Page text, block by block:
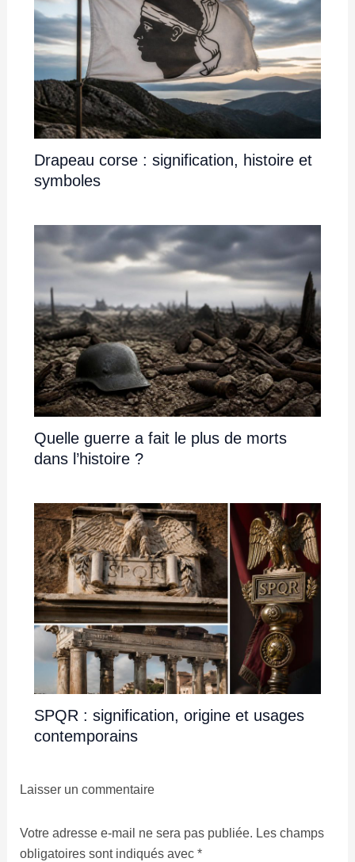
Drapeau corse : signification, histoire et
symboles
Quelle guerre a fait le plus de morts
dans l’histoire ?
SPQR : signification, origine et usages
contemporains
Laisser un commentaire
Votre adresse e-mail ne sera pas publiée. Les champs
obligatoires sont indiqués avec *